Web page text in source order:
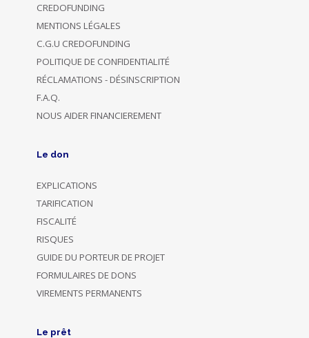
CREDOFUNDING
MENTIONS LÉGALES
C.G.U CREDOFUNDING
POLITIQUE DE CONFIDENTIALITÉ
RÉCLAMATIONS - DÉSINSCRIPTION
F.A.Q.
NOUS AIDER FINANCIEREMENT
Le don
EXPLICATIONS
TARIFICATION
FISCALITÉ
RISQUES
GUIDE DU PORTEUR DE PROJET
FORMULAIRES DE DONS
VIREMENTS PERMANENTS
Le prêt